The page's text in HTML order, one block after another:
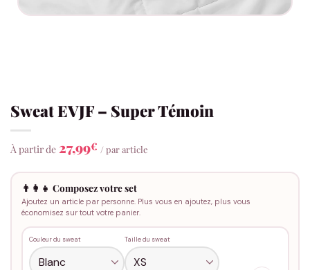
Sweat EVJF – Super Témoin
À partir de 27,99€ / par article
👨‍👩‍👧 Composez votre set
Ajoutez un article par personne. Plus vous en ajoutez, plus vous
économisez sur tout votre panier.
Couleur du sweat Taille du sweat